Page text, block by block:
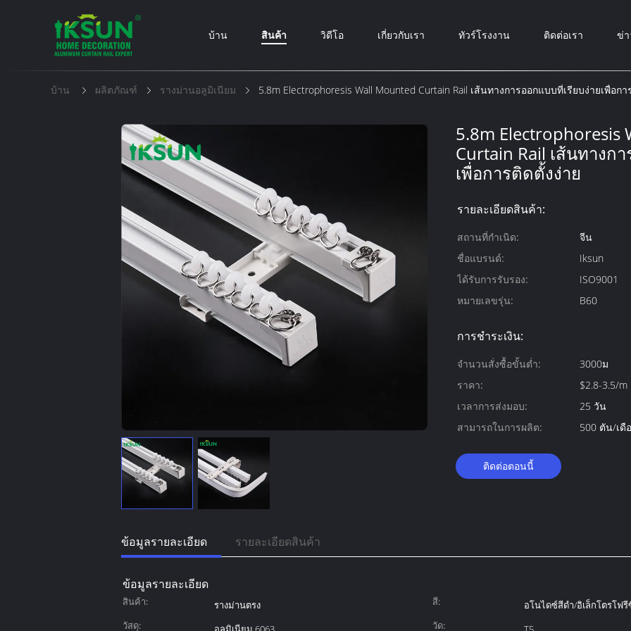
บ้าน สินค้า วิดีโอ เกี่ยวกับเรา ทัวร์โรงงาน ติดต่อเรา ข่า
บ้าน ผลิตภัณฑ์ รางม่านอลูมิเนียม 5.8m Electrophoresis Wall Mounted Curtain Rail เส้นทางการออกแบบที่เรียบง่ายเพื่อก
5.8m Electrophoresis
Curtain Rail เส้นทางก
เพื่อการติดตั้งง่าย
รายละเอียดสินค้า:
สถานที่กำเนิด:
จีน
ชื่อแบรนด์:
Iksun
ได้รับการรับรอง:
ISO9001
หมายเลขรุ่น:
B60
การชำระเงิน:
จำนวนสั่งซื้อขั้นต่ำ:
3000ม
ราคา:
$2.8-3.5/m
เวลาการส่งมอบ:
25 วัน
สามารถในการผลิต:
500 ตัน/เดื
ติดต่อตอนนี้
ข้อมูลรายละเอียด รายละเอียดสินค้า
ข้อมูลรายละเอียด
สินค้า: รางม่านตรง สี:
อโนไดซ์สีดำ/อิเล็กโตรโฟ
วัสดุ:
วัด: